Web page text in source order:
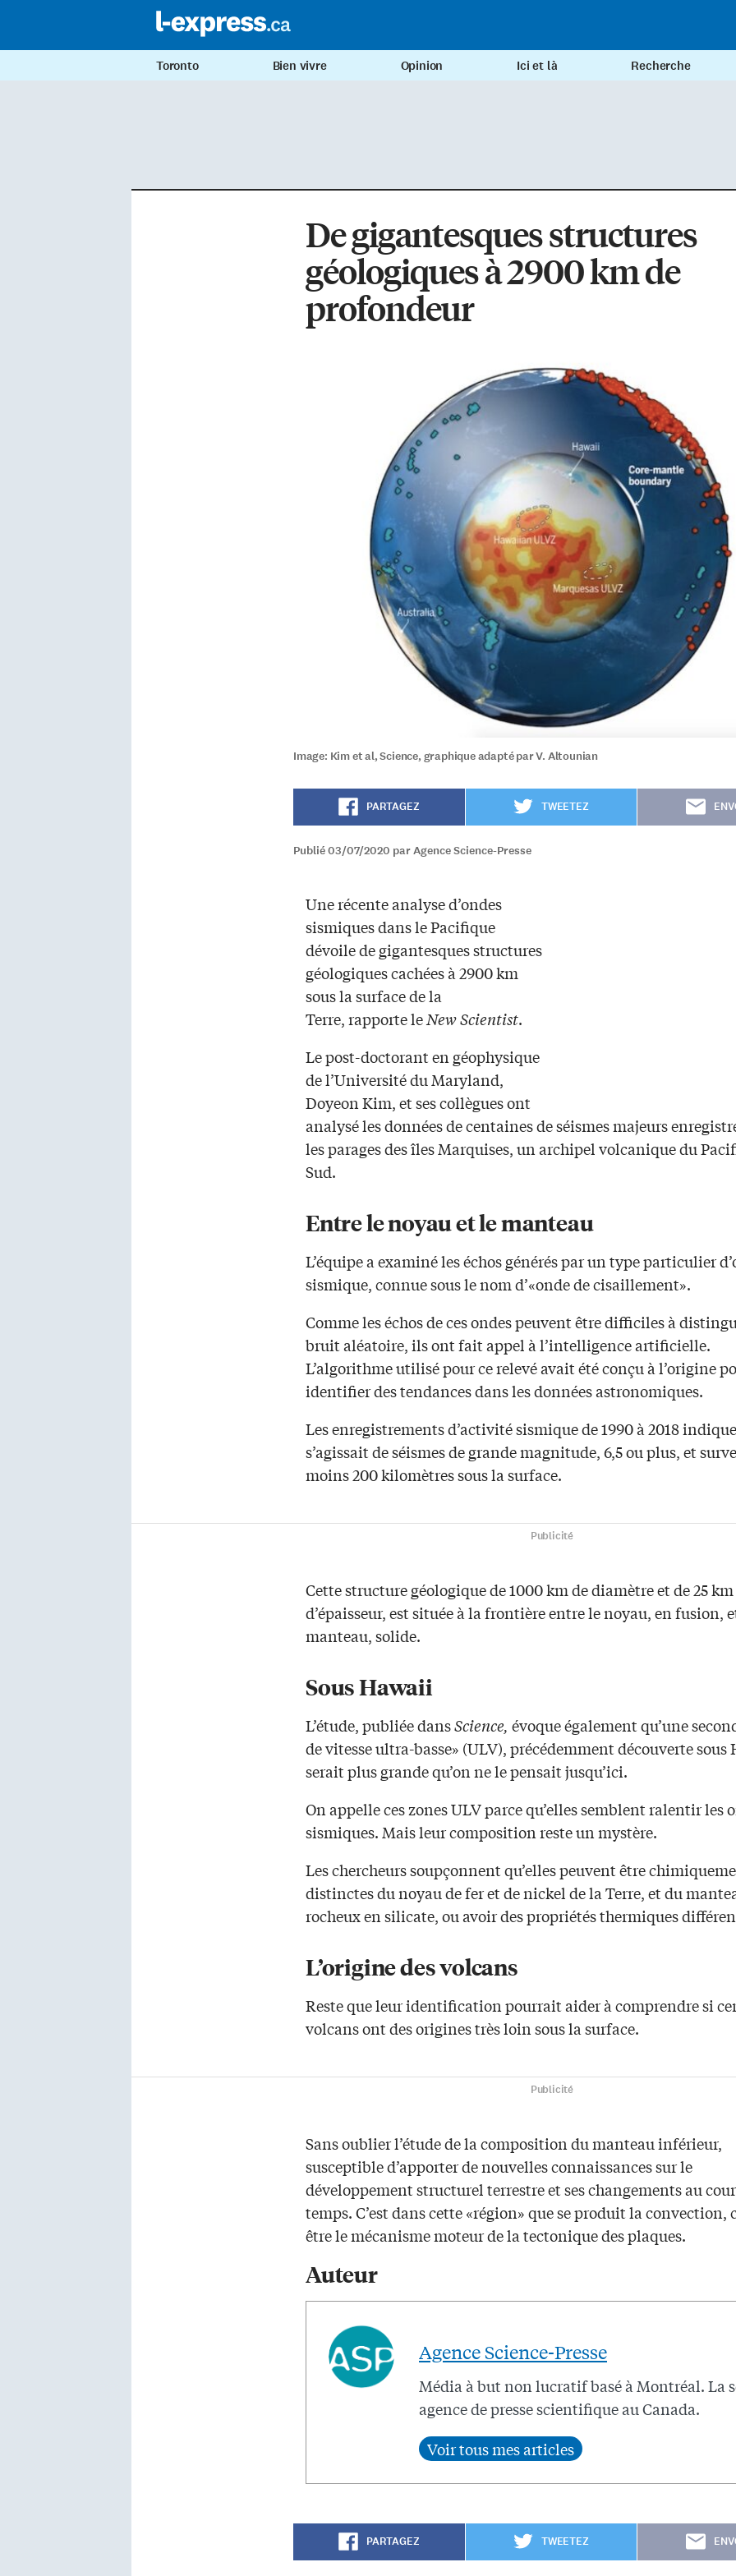
Toronto Bien vivre Opinion Ici et là Recherche
De gigantesques structures
géologiques à 2900 km de
profondeur
Image: Kim et al, Science, graphique adapté par V. Altounian
PARTAGEZ TWEETEZ
Publié 03/07/2020 par Agence Science-Presse
Une récente analyse d’ondes
sismiques dans le Pacifique
dévoile de gigantesques structures
géologiques cachées à 2900 km
sous la surface de la
Terre, rapporte leNew Scientist.
Le post-doctorant en géophysique
de l’Université du Maryland,
Doyeon Kim, et ses collègues ont
analysé les données de centaines de séismes majeurs
les parages des îles Marquises, un archipel volcanique du
Sud.
Entre le noyau et le manteau
L’équipe a examiné les échos générés par un type particulier
sismique, connue sous le nom d’«onde de cisaillement».
Comme les échos de ces ondes peuvent être difficiles à
bruit aléatoire, ils ont fait appel à l’intelligence artificielle.
L’algorithme utilisé pour ce relevé avait été conçu à l’origine
identifier des tendances dans les données astronomiques.
Les enregistrements d’activité sismique de 1990 à 2018
s’agissait de séismes de grande magnitude, 6,5 ou plus, et
moins 200 kilomètres sous la surface.
Publicité
Cette structure géologique de 1000 km de diamètre et de 25 km
d’épaisseur, est située à la frontière entre le noyau, en fusion,
manteau, solide.
Sous Hawaii
L’étude, publiée dansScience, évoque également qu’une
de vitesse ultra-basse» (ULV), précédemment découverte sous
serait plus grande qu’on ne le pensait jusqu’ici.
On appelle ces zones ULV parce qu’elles semblent ralentir les
sismiques. Mais leur composition reste un mystère.
Les chercheurs soupçonnent qu’elles peuvent être
distinctes du noyau de fer et de nickel de la Terre, et du
rocheux en silicate, ou avoir des propriétés thermiques
L’origine des volcans
Reste que leur identification pourrait aider à comprendre si
volcans ont des origines très loin sous la surface.
Publicité
Sans oublier l’étude de la composition du manteau inférieur,
susceptible d’apporter de nouvelles connaissances sur le
développement structurel terrestre et ses changements au
temps. C’est dans cette «région» que se produit la convection,
être le mécanisme moteur de la tectonique des plaques.
Auteur
Agence Science-Presse
Média à but non lucratif basé à Montréal. La
agence de presse scientifique au Canada.
PARTAGEZ TWEETEZ